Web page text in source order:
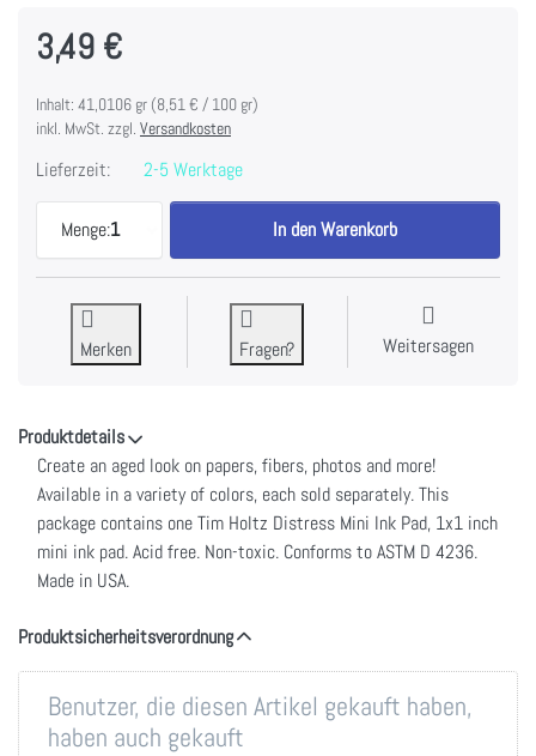
3,49 €
Inhalt: 41,0106 gr (8,51 € / 100 gr)
inkl. MwSt. zzgl. Versandkosten
Lieferzeit: 2-5 Werktage
Menge:1
Tim Holtz Distress Mini Ink Pad-Barn Door zu 3,49
In den Warenkorb
Merken Fragen? Weitersagen
Produktdetails
Create an aged look on papers, fibers, photos and more!
Available in a variety of colors, each sold separately. This
package contains one Tim Holtz Distress Mini Ink Pad, 1x1 inch
mini ink pad. Acid free. Non-toxic. Conforms to ASTM D 4236.
Made in USA.
Produktsicherheitsverordnung
Benutzer, die diesen Artikel gekauft haben,
haben auch gekauft